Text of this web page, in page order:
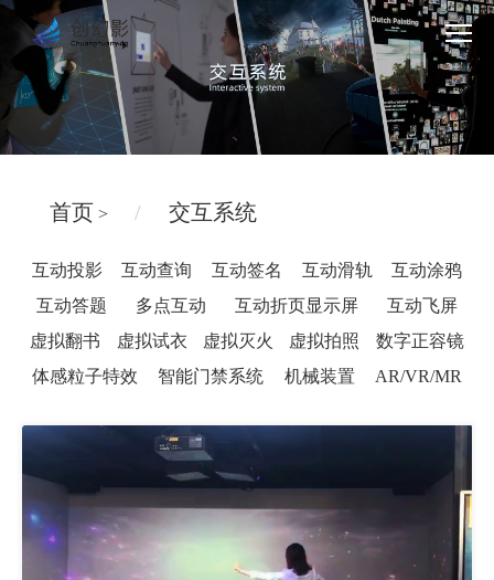
首页 > 交互系统
互动投影 互动查询 互动签名 互动滑轨
互动涂鸦
互动答题
多点互动 互动折页显示屏
互动飞屏
虚拟翻书
虚拟试衣 虚拟灭火 虚拟拍照
数字正容镜
体感粒子特效
智能门禁系统 机械装置 AR/VR/MR